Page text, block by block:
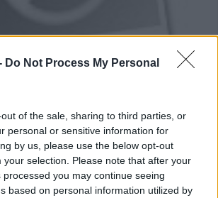
Do Not Process My Personal
of the sale, sharing to third parties, or
personal or sensitive information for
by us, please use the below opt-out
your selection. Please note that after your
you may continue seeing
based on personal information utilized by
6 1